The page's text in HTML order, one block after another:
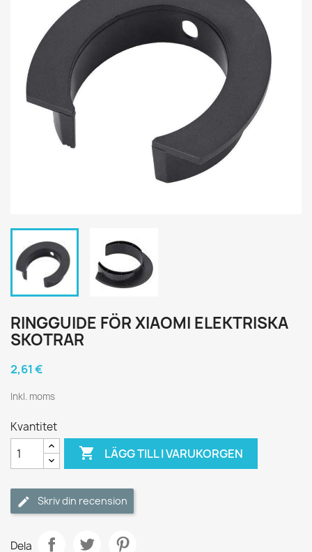
RINGGUIDE FÖR XIAOMI ELEKTRISKA
SKOTRAR
2,61 €
Inkl. moms
Kvantitet
 LÄGG TILL I VARUKORGEN
Skriv din recension
Dela